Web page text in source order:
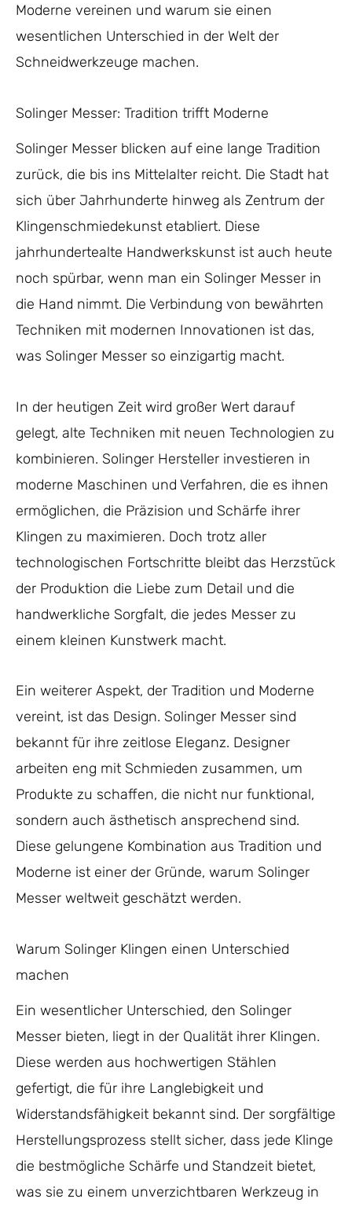
Moderne vereinen und warum sie einen
wesentlichen Unterschied in der Welt der
Schneidwerkzeuge machen.
Solinger Messer: Tradition trifft Moderne
Solinger Messer blicken auf eine lange Tradition
zurück, die bis ins Mittelalter reicht. Die Stadt hat
sich über Jahrhunderte hinweg als Zentrum der
Klingenschmiedekunst etabliert. Diese
jahrhundertealte Handwerkskunst ist auch heute
noch spürbar, wenn man ein Solinger Messer in
die Hand nimmt. Die Verbindung von bewährten
Techniken mit modernen Innovationen ist das,
was Solinger Messer so einzigartig macht.
In der heutigen Zeit wird großer Wert darauf
gelegt, alte Techniken mit neuen Technologien zu
kombinieren. Solinger Hersteller investieren in
moderne Maschinen und Verfahren, die es ihnen
ermöglichen, die Präzision und Schärfe ihrer
Klingen zu maximieren. Doch trotz aller
technologischen Fortschritte bleibt das Herzstück
der Produktion die Liebe zum Detail und die
handwerkliche Sorgfalt, die jedes Messer zu
einem kleinen Kunstwerk macht.
Ein weiterer Aspekt, der Tradition und Moderne
vereint, ist das Design. Solinger Messer sind
bekannt für ihre zeitlose Eleganz. Designer
arbeiten eng mit Schmieden zusammen, um
Produkte zu schaffen, die nicht nur funktional,
sondern auch ästhetisch ansprechend sind.
Diese gelungene Kombination aus Tradition und
Moderne ist einer der Gründe, warum Solinger
Messer weltweit geschätzt werden.
Warum Solinger Klingen einen Unterschied
machen
Ein wesentlicher Unterschied, den Solinger
Messer bieten, liegt in der Qualität ihrer Klingen.
Diese werden aus hochwertigen Stählen
gefertigt, die für ihre Langlebigkeit und
Widerstandsfähigkeit bekannt sind. Der sorgfältige
Herstellungsprozess stellt sicher, dass jede Klinge
die bestmögliche Schärfe und Standzeit bietet,
was sie zu einem unverzichtbaren Werkzeug in